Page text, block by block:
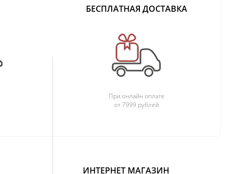
БЕСПЛАТНАЯ ДОСТАВКА
При онлайн оплате
от 7999 рублей
ИНТЕРНЕТ МАГАЗИН